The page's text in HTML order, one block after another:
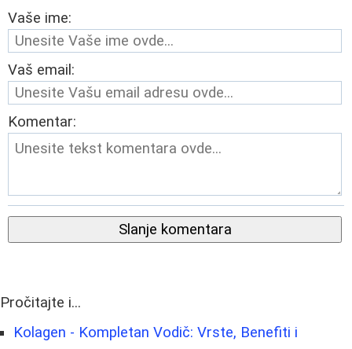
Vaše ime:
Vaš email:
Komentar:
Slanje komentara
Pročitajte i...
Kolagen - Kompletan Vodič: Vrste, Benefiti i